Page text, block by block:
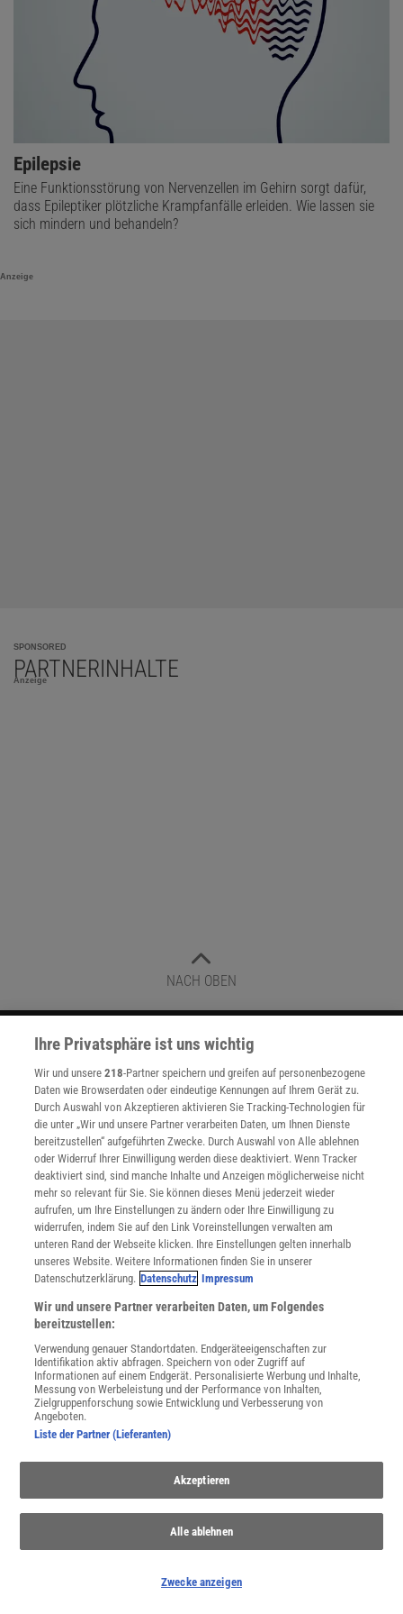
Epilepsie
Eine Funktionsstörung von Nervenzellen im Gehirn sorgt dafür,
dass Epileptiker plötzliche Krampfanfälle erleiden. Wie lassen sie
sich mindern und behandeln?
Anzeige
SPONSORED
PARTNERINHALTE
Anzeige
NACH OBEN
Für Sie im Spektrum-Shop und am Kiosk:
WEITERE NEUERSCHEINUNGEN SPEKTRUM SHOP
Spektrum.de-Newsletter abonnieren
JETZT ANMELDEN!
Sie können unsere Newsletter jederzeit wieder abbestellen. Infos zu unserem Umgang
mit Ihren personenbezogenen Daten finden Sie in unsererDatenschutzerklärung
SERVICES
Verträge kündigen
Ihre Privatsphäre ist uns wichtig
Wir und unsere218-Partner speichern und greifen auf personenbezogene
Daten wie Browserdaten oder eindeutige Kennungen auf Ihrem Gerät zu.
Durch Auswahl von Akzeptieren aktivieren Sie Tracking-Technologien für
die unter „Wir und unsere Partner verarbeiten Daten, um Ihnen Dienste
bereitzustellen“ aufgeführten Zwecke. Durch Auswahl von Alle ablehnen
oder Widerruf Ihrer Einwilligung werden diese deaktiviert. Wenn Tracker
deaktiviert sind, sind manche Inhalte und Anzeigen möglicherweise nicht
mehr so relevant für Sie. Sie können dieses Menü jederzeit wieder
aufrufen, um Ihre Einstellungen zu ändern oder Ihre Einwilligung zu
widerrufen, indem Sie auf den Link Voreinstellungen verwalten am
unteren Rand der Webseite klicken. Ihre Einstellungen gelten innerhalb
unseres Website. Weitere Informationen finden Sie in unserer
Datenschutzerklärung. Datenschutz Impressum
Wir und unsere Partner verarbeiten Daten, um Folgendes
bereitzustellen:
Verwendung genauer Standortdaten. Endgeräteeigenschaften zur
Identifikation aktiv abfragen. Speichern von oder Zugriff auf
Informationen auf einem Endgerät. Personalisierte Werbung und Inhalte,
Messung von Werbeleistung und der Performance von Inhalten,
Zielgruppenforschung sowie Entwicklung und Verbesserung von
Angeboten.
Liste der Partner (Lieferanten)
Akzeptieren
Alle ablehnen
Zwecke anzeigen